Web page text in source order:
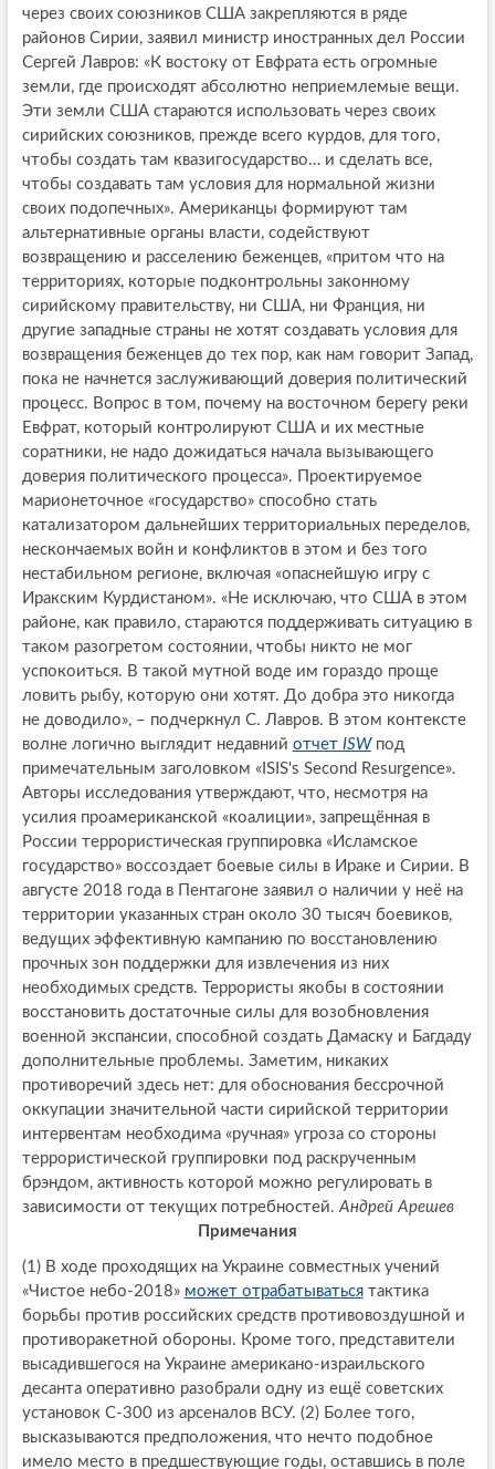
через своих союзников США закрепляются в ряде
районов Сирии, заявил министр иностранных дел России
Сергей Лавров: «К востоку от Евфрата есть огромные
земли, где происходят абсолютно неприемлемые вещи.
Эти земли США стараются использовать через своих
сирийских союзников, прежде всего курдов, для того,
чтобы создать там квазигосударство… и сделать все,
чтобы создавать там условия для нормальной жизни
своих подопечных». Американцы формируют там
альтернативные органы власти, содействуют
возвращению и расселению беженцев, «притом что на
территориях, которые подконтрольны законному
сирийскому правительству, ни США, ни Франция, ни
другие западные страны не хотят создавать условия для
возвращения беженцев до тех пор, как нам говорит Запад,
пока не начнется заслуживающий доверия политический
процесс. Вопрос в том, почему на восточном берегу реки
Евфрат, который контролируют США и их местные
соратники, не надо дожидаться начала вызывающего
доверия политического процесса». Проектируемое
марионеточное «государство» способно стать
катализатором дальнейших территориальных переделов,
нескончаемых войн и конфликтов в этом и без того
нестабильном регионе, включая «опаснейшую игру с
Иракским Курдистаном». «Не исключаю, что США в этом
районе, как правило, стараются поддерживать ситуацию в
таком разогретом состоянии, чтобы никто не мог
успокоиться. В такой мутной воде им гораздо проще
ловить рыбу, которую они хотят. До добра это никогда
не доводило», – подчеркнул С. Лавров. В этом контексте
волне логично выглядит недавний отчет ISWпод
примечательным заголовком «ISIS's Second Resurgence».
Авторы исследования утверждают, что, несмотря на
усилия проамериканской «коалиции», запрещённая в
России террористическая группировка «Исламское
государство» воссоздает боевые силы в Ираке и Сирии. В
августе 2018 года в Пентагоне заявил о наличии у неё на
территории указанных стран около 30 тысяч боевиков,
ведущих эффективную кампанию по восстановлению
прочных зон поддержки для извлечения из них
необходимых средств. Террористы якобы в состоянии
восстановить достаточные силы для возобновления
военной экспансии, способной создать Дамаску и Багдаду
дополнительные проблемы. Заметим, никаких
противоречий здесь нет: для обоснования бессрочной
оккупации значительной части сирийской территории
интервентам необходима «ручная» угроза со стороны
террористической группировки под раскрученным
брэндом, активность которой можно регулировать в
зависимости от текущих потребностей.Андрей Арешев
Примечания
(1) В ходе проходящих на Украине совместных учений
«Чистое небо-2018» может отрабатыватьсятактика
борьбы против российских средств противовоздушной и
противоракетной обороны. Кроме того, представители
высадившегося на Украине американо-израильского
десанта оперативно разобрали одну из ещё советских
установок С-300 из арсеналов ВСУ. (2) Более того,
высказываются предположения, что нечто подобное
имело место в предшествующие годы, оставшись в поле